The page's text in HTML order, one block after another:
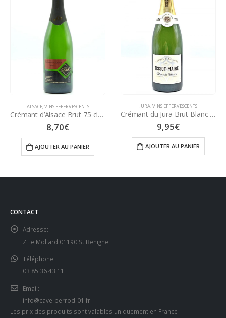
ALSACE,VINS EFFERVESCENTS
Crémant d’Alsace Brut 75 cl – Domaine Christophe RIEFLÉ
8,70€
AJOUTER AU PANIER
JURA,VINS EFFERVESCENTS
Crémant du Jura Brut Blanc de Blancs 75 cl – Tissot Maire
9,95€
AJOUTER AU PANIER
CONTACT
Adresse:
ZI le Mollard 01190 St Benigne
Téléphone:
03 85 36 43 11
Email:
info@cave-berrod-01.fr
Les prix des produits sont valables uniquement en France